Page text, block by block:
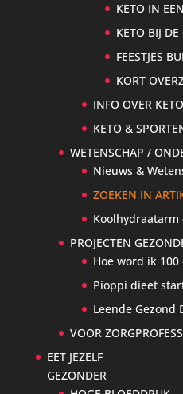
KETO IN
KETO BIJ DE
FEESTJES
KORT
INFO OVER
KETO &
WETENSCHAP /
Nieuws &
ZOEKEN IN
PROJECTEN
Hoe word ik 100
Pioppi dieet
Leende Gezond
VOOR
EET JEZELF
GEZONDER